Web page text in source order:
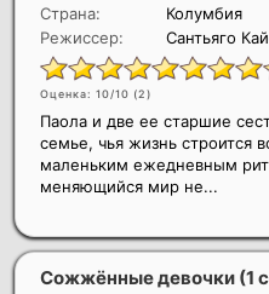
Страна:
Колумбия
Режиссер:
Сантьяго
Оценка: 10/10 (2)
Паола и две ее старшие
семье, чья жизнь строится
маленьким ежедневным
меняющийся мир не...
Сожжённые девочки (1